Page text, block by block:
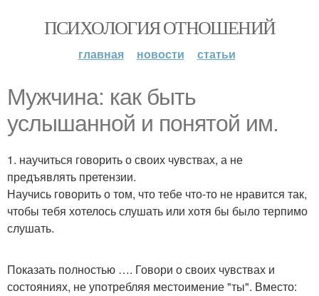
ПСИХОЛОГИЯ ОТНОШЕНИЙ
главная новости статьи
Мужчина: как быть
услышанной и понятой им.
1. научиться говорить о своих чувствах, а не
предъявлять претензии.
Научись говорить о том, что тебе что-то не нравится так,
чтобы тебя хотелось слушать или хотя бы было терпимо
слушать.
Показать полностью …. Говори о своих чувствах и
состояниях, не употребляя местоимение "ты". Вместо: